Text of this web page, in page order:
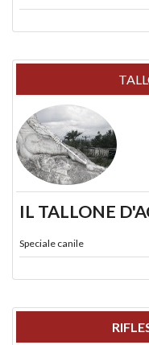
IL TALLONE
Speciale canile